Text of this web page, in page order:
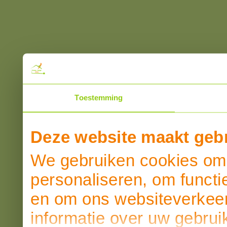
Toestemming
Deze website maakt
We gebruiken cookies
personaliseren, om
en om ons
informatie over uw